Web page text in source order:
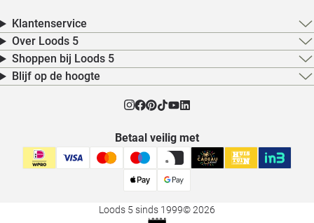
Klantenservice
Over Loods 5
Shoppen bij Loods 5
Blijf op de hoogte
Betaal veilig met
Loods 5 sinds 1999© 2026